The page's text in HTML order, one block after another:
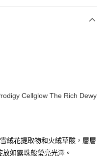
送達
Cellglow The Rich Dewy
絨花提取物和火絨草酸，層層
如露珠般瑩亮光澤。